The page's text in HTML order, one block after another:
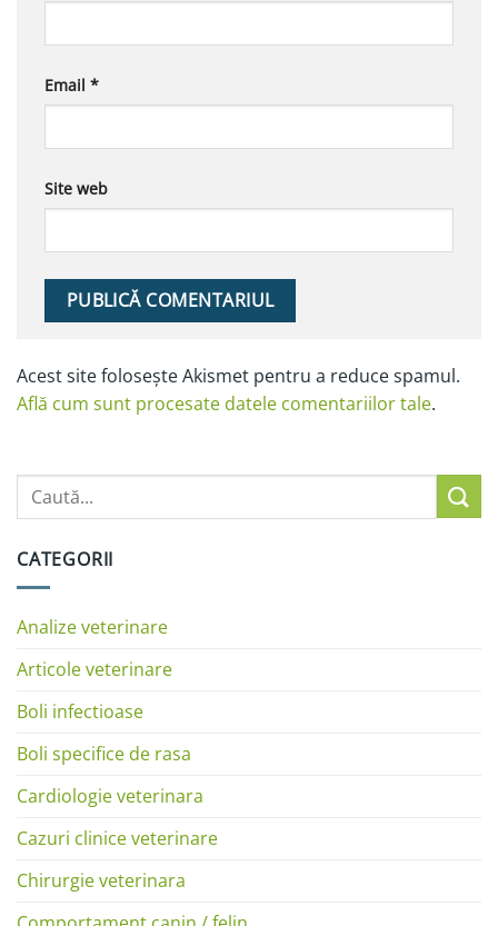
CATEGORII
Analize veterinare
Articole veterinare
Boli infectioase
Boli specifice de rasa
Cardiologie veterinara
Cazuri clinice veterinare
Chirurgie veterinara
Email *
Site web
Acest site folosește Akismet pentru a reduce spamul.
Află cum sunt procesate datele comentariilor tale.